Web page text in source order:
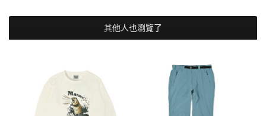
其他人也瀏覽了